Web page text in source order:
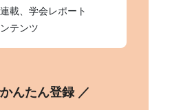
載、学会レポート
テンツ
んたん登録 ／